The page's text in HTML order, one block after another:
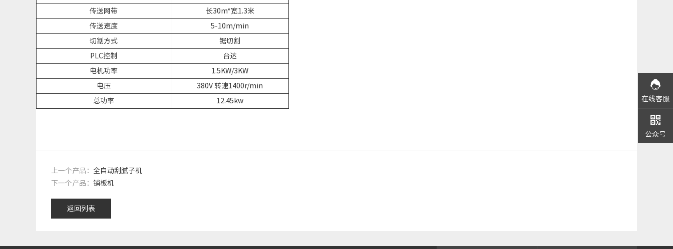
传送网带 长30m*宽1.3米
传送速度 5-10m/min
切割方式 锯切割
PLC控制 台达
电机功率 1.5KW/3KW
电压 380V 转速1400r/min
总功率 12.45kw
上一个产品： 全自动刮腻子机
下一个产品： 铺板机
返回列表
在线客服
公众号